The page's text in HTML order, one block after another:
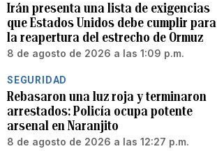
Irán presenta una lista de exigencias
que Estados Unidos debe cumplir para
la reapertura del estrecho de Ormuz
8 de agosto de 2026 a las 1:09 p.m.
SEGURIDAD
Rebasaron una luz roja y terminaron
arrestados: Policía ocupa potente
arsenal en Naranjito
8 de agosto de 2026 a las 12:27 p.m.